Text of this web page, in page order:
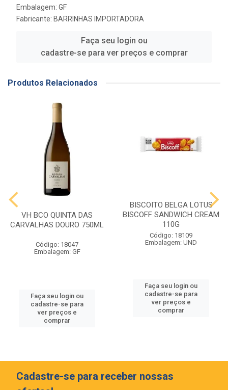
Embalagem: GF
Fabricante: BARRINHAS IMPORTADORA
Faça seu login ou
cadastre-se para ver preços e comprar
Produtos Relacionados
VH BCO QUINTA DAS
CARVALHAS DOURO 750ML
Código: 18047
Embalagem: GF
Faça seu login ou
cadastre-se para
ver preços e
comprar
BISCOITO BELGA LOTUS
BISCOFF SANDWICH CREAM
110G
Código: 18109
Embalagem: UND
Faça seu login ou
cadastre-se para
ver preços e
comprar
Cadastre-se para receber nossas